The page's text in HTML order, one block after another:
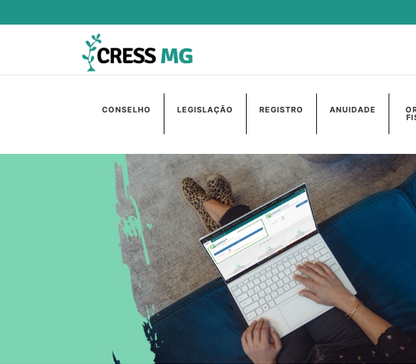
CONSELHO LEGISLAÇÃO REGISTRO ANUIDADE